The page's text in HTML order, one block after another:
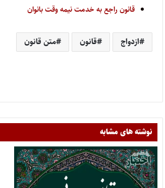
قانون راجع به خدمت نیمه وقت بانوان
ازدواج قانون متن قانون
نوشته های مشابه